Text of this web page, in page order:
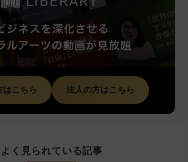
はこちら 法人の方はこちら
よく見られている記事